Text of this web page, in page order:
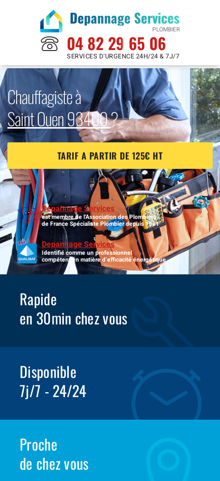
Depannage Services
PLOMBIER
04 82 29 65 06
SERVICES D'URGENCE 24H/24 & 7J/7
Chauffagiste à
Saint Ouen 93400?
TARIF A PARTIR DE 125€ HT
Depannage Services
est membre de l'Association des Plombiers
de France Spécialiste Plombier depuis 1981
Depannage Services
Identifié comme un professionnel
compétent en matière d’efficacité énergétique.
Rapide
en 30min chez vous
Disponible
7j/7 - 24/24
Proche
de chez vous